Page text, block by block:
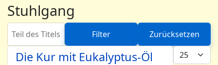
Stuhlgang
Teil des Titels eingeben
Filter
Zurücksetzen
Anzeige #
Die Kur mit Eukalyptus-Öl